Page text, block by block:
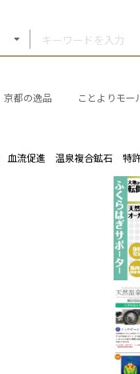
京都の逸品 ことよりモー
流促進 温泉複合鉱石 特